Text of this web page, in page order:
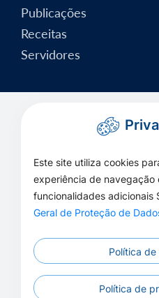
Publicações
Receitas
Servidores
Este site utiliza cookies
experiência de navegação
funcionalidades adicionais
Geral de Proteção de
Política de
Política de